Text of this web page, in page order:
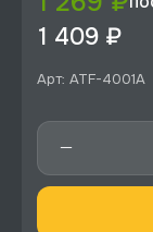
1 409 ₽
Арт: ATF-4001A